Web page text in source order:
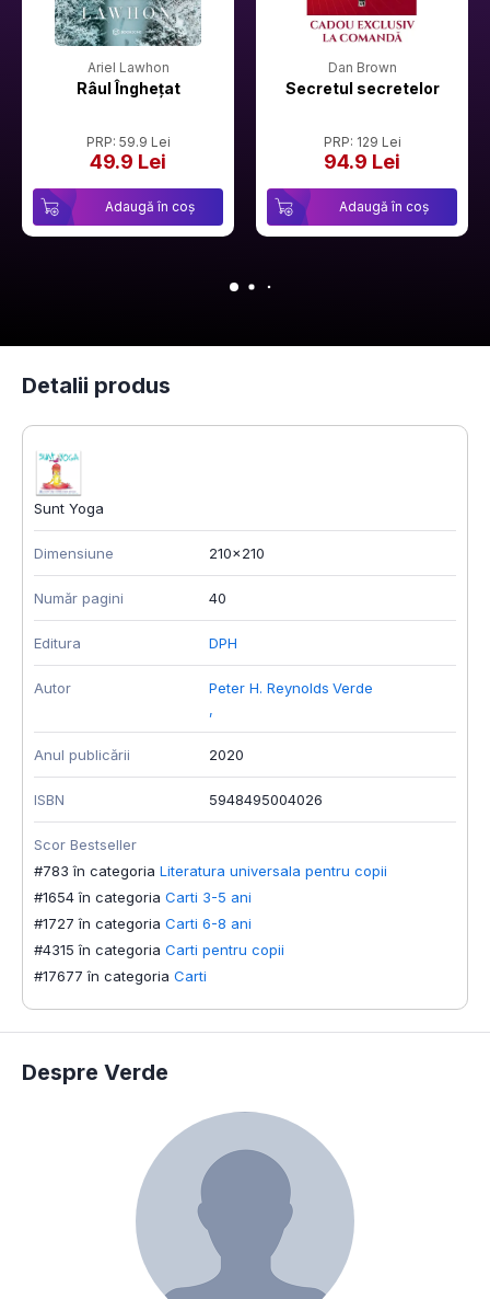
Ariel Lawhon
Râul Înghețat
PRP: 59.9 Lei
49.9 Lei
Adaugă în coș
Dan Brown
Secretul secretelor
PRP: 129 Lei
94.9 Lei
Adaugă în coș
Detalii produs
Sunt Yoga
Dimensiune 210x210
Număr pagini 40
Editura DPH
Autor
Peter H. Reynolds
,
Verde
Anul publicării 2020
ISBN 5948495004026
Scor Bestseller
#783 în categoria Literatura universala pentru copii
#1654 în categoria Carti 3-5 ani
#1727 în categoria Carti 6-8 ani
#4315 în categoria Carti pentru copii
#17677 în categoria Carti
Despre Verde